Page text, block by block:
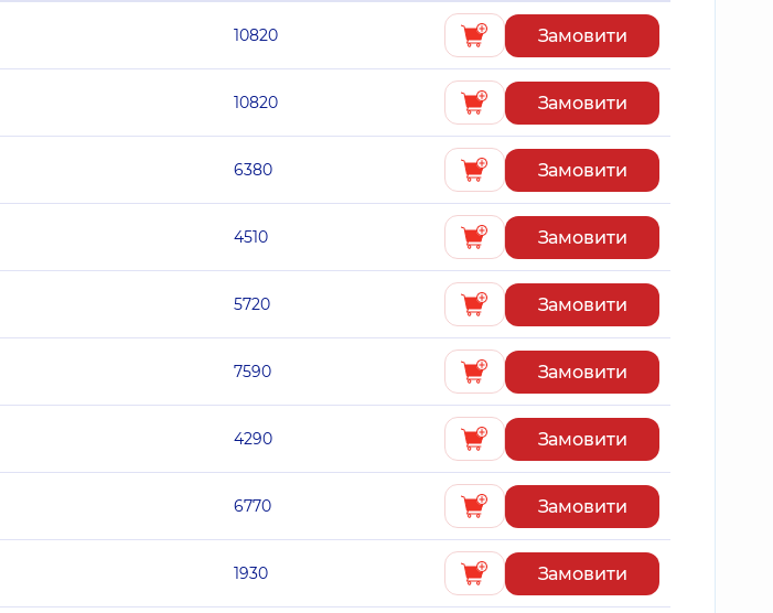
10820 Замовити
10820 Замовити
6380 Замовити
4510 Замовити
5720 Замовити
7590 Замовити
4290 Замовити
6770 Замовити
1930 Замовити